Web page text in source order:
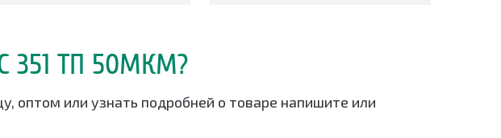
ТП 50МКМ?
оптом или узнать подробней о товаре напишите или